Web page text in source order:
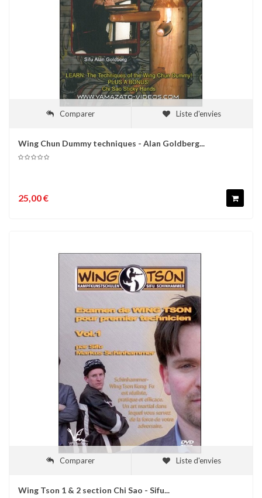
Comparer Liste d'envies
Wing Chun Dummy techniques - Alan Goldberg...
25,00 €
Comparer Liste d'envies
Wing Tson 1 & 2 section Chi Sao - Sifu...